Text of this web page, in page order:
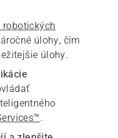
robotických
úlohy, čím
úlohy.
.